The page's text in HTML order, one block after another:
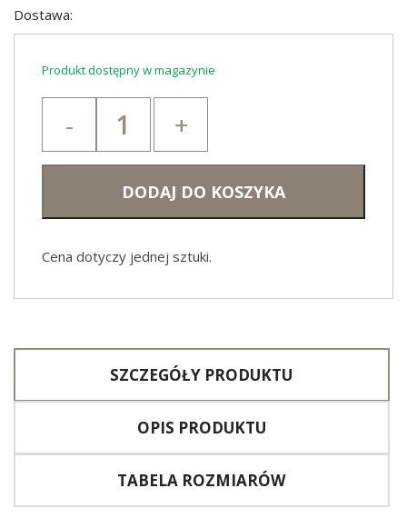
Dostawa:
Produkt dostępny w magazynie
-
Hok
+
DODAJ DO KOSZYKA
Cena dotyczy jednej sztuki.
SZCZEGÓŁY PRODUKTU
OPIS PRODUKTU
TABELA ROZMIARÓW